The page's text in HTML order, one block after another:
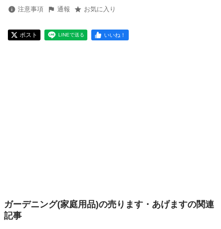
注意事項 通報 お気に入り
ポスト LINEで送る いいね！
ガーデニング(家庭用品)の売ります・あげますの関連
記事